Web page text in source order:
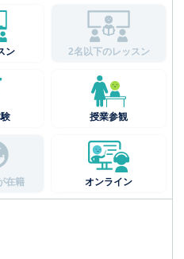
ン 2名以下のレッスン
授業参観
在籍 オンライン